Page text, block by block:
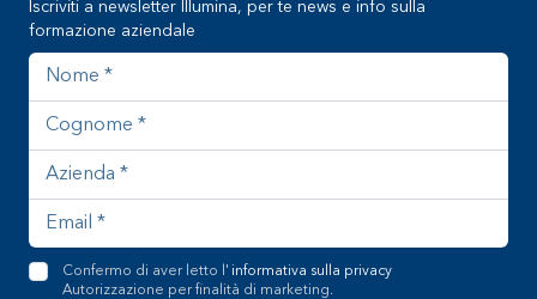
Iscriviti a newsletter Illumina, per te news e info sulla
formazione aziendale
Nome
Cognome
Azienda
Indirizzo email
Confermo di aver letto l' informativa sulla privacy
Autorizzazione per finalità di marketing.